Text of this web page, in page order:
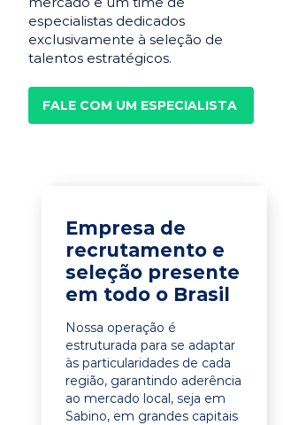
especialistas dedicados
exclusivamente à seleção de
talentos estratégicos.
FALE COM UM ESPECIALISTA
Empresa de
recrutamento e
seleção presente
em todo o Brasil
Nossa operação é
estruturada para se adaptar
às particularidades de cada
região, garantindo aderência
ao mercado local, seja em
Sabino, em grandes capitais